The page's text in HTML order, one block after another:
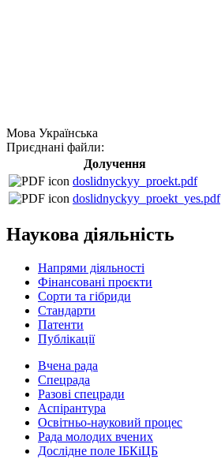
Мова Українська
Приєднані файли:
Долучення
doslidnyckyy_proekt.pdf
doslidnyckyy_proekt_yes.pdf
Наукова діяльність
Напрями діяльності
Фінансовані проєкти
Сорти та гібриди
Стандарти
Патенти
Публікації
Вчена рада
Спецрада
Разові спецради
Аспірантура
Освітньо-науковий процес
Рада молодих вчених
Дослідне поле ІБКіЦБ